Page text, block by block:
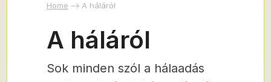
Home A háláról
A háláról
Sok minden szól a hálaadás